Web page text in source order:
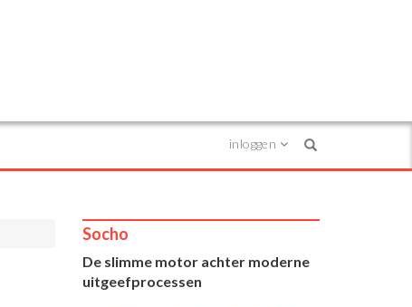
inloggen
Socho
De slimme motor achter moderne
uitgeefprocessen